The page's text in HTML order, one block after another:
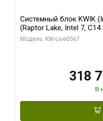
Системный блок KWIK
(Raptor Lake, Intel 7,
RTX5080 GAMINGPRO
Модель: KW-Live0067
318
В